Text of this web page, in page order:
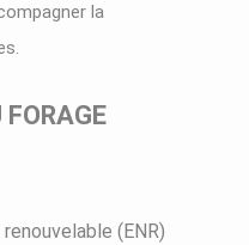
la
FORAGE
(ENR)